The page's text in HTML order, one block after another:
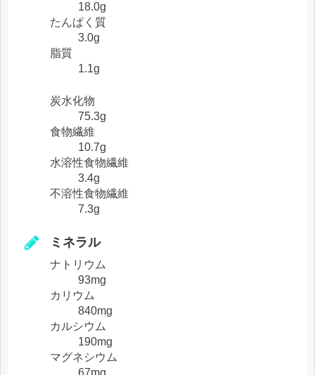
18.0g
たんぱく質
3.0g
脂質
1.1g
炭水化物
75.3g
食物繊維
10.7g
水溶性食物繊維
3.4g
不溶性食物繊維
7.3g
ミネラル
ナトリウム
93mg
カリウム
840mg
カルシウム
190mg
マグネシウム